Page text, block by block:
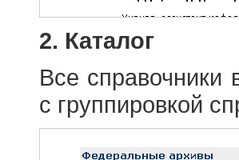
2. Каталог
Все справочники
с группировкой